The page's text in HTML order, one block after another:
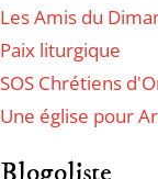
Les Amis du
Paix liturgique
SOS Chrétiens
Une église pour